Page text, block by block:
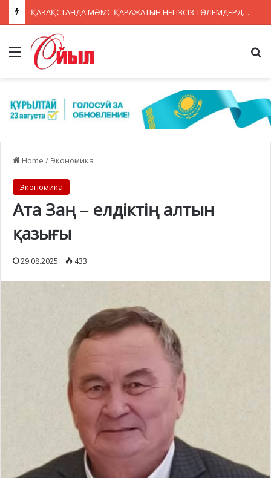
ҚАЗАҚСТАНДА МӘМС ҚАРАЖАТЫН НЕГІЗСІЗ ТӨЛЕМДЕРДЕН ҚОРҒАУДЫҢ ЖАҢА ЖҮЙЕСІ ҚҰРЫЛУДА
Menu
Home / Экономика
Экономика
Ата Заң – елдіктің алтын
қазығы
29.08.2025 433